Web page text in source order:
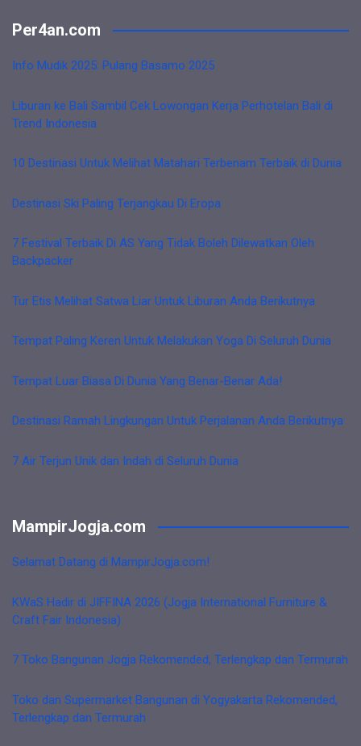
Per4an.com
Info Mudik 2025: Pulang Basamo 2025
Liburan ke Bali Sambil Cek Lowongan Kerja Perhotelan Bali di
Trend Indonesia
10 Destinasi Untuk Melihat Matahari Terbenam Terbaik di Dunia
Destinasi Ski Paling Terjangkau Di Eropa
7 Festival Terbaik Di AS Yang Tidak Boleh Dilewatkan Oleh
Backpacker
Tur Etis Melihat Satwa Liar Untuk Liburan Anda Berikutnya
Tempat Paling Keren Untuk Melakukan Yoga Di Seluruh Dunia
Tempat Luar Biasa Di Dunia Yang Benar-Benar Ada!
Destinasi Ramah Lingkungan Untuk Perjalanan Anda Berikutnya
7 Air Terjun Unik dan Indah di Seluruh Dunia
MampirJogja.com
Selamat Datang di MampirJogja.com!
KWaS Hadir di JIFFINA 2026 (Jogja International Furniture &
Craft Fair Indonesia)
7 Toko Bangunan Jogja Rekomended, Terlengkap dan Termurah
Toko dan Supermarket Bangunan di Yogyakarta Rekomended,
Terlengkap dan Termurah